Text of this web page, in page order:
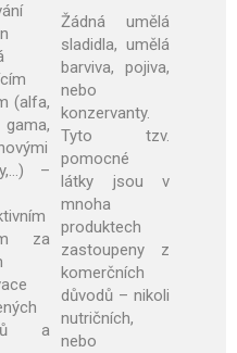
(alfa,
–
za
a
Žádná umělá
sladidla, umělá
barviva, pojiva,
nebo
konzervanty.
Tyto tzv.
pomocné
látky jsou v
mnoha
produktech
zastoupeny z
komerčních
důvodů – nikoli
nutričních,
nebo